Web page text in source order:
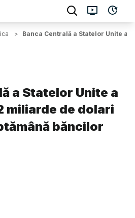
> Banca Centrală a Statelor Unite a
a Statelor Unite a
miliarde de dolari
băncilor